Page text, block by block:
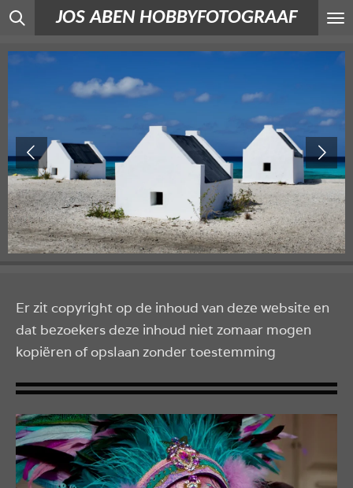
Ga
direct
hoofdinhoud
JOS ABEN HOBBYFOTOGRAAF
Er zit copyright op de inhoud van deze website en
dat bezoekers deze inhoud niet zomaar mogen
kopiëren of opslaan zonder toestemming